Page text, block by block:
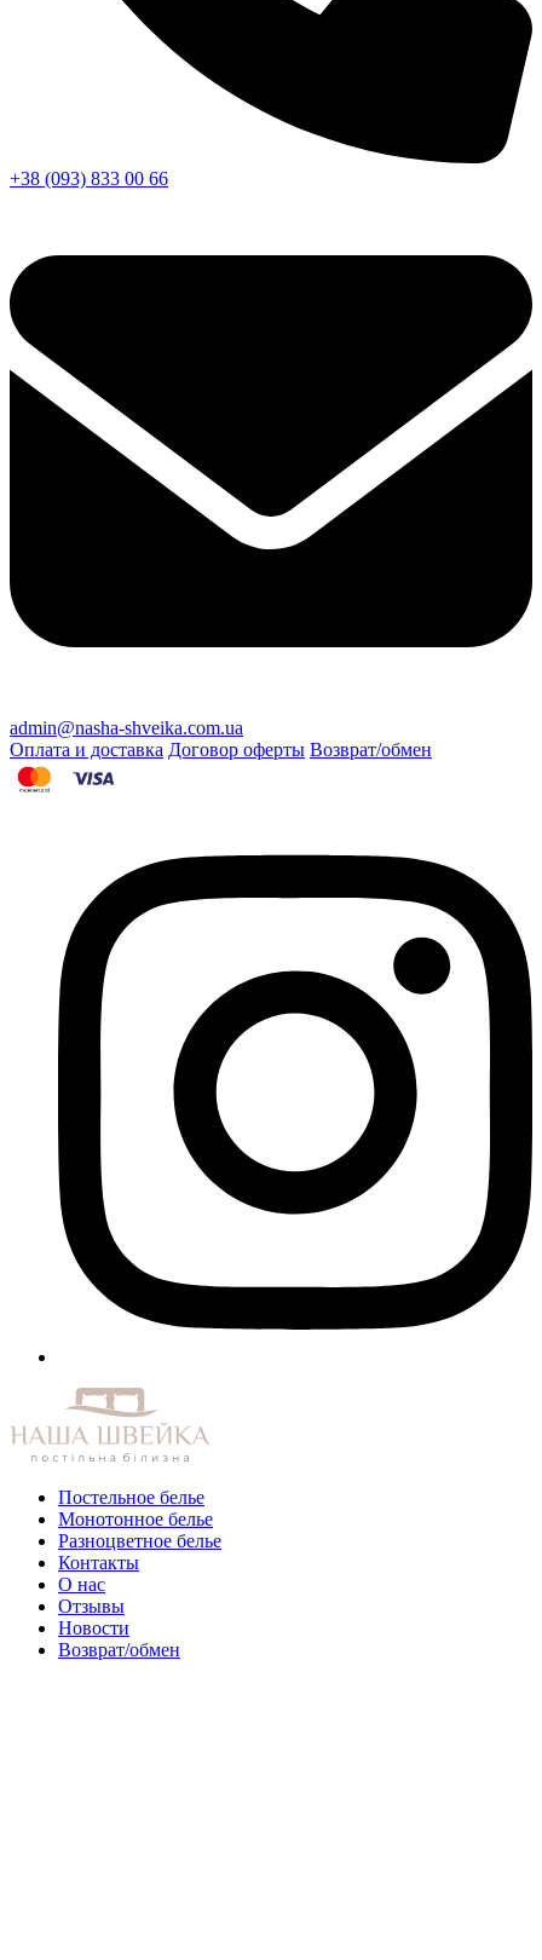
+38 (093) 833 00 66
admin@nasha-shveika.com.ua
Оплата и доставка Договор оферты Возврат/обмен
Постельное белье
Монотонное белье
Разноцветное белье
Контакты
О нас
Отзывы
Новости
Возврат/обмен